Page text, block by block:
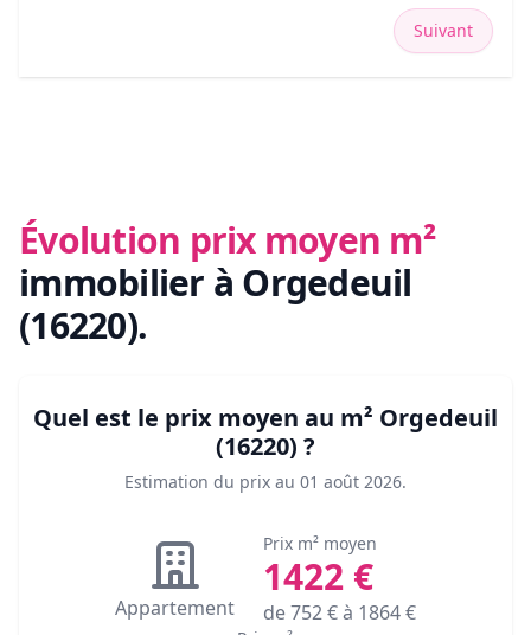
Suivant
Évolution prix moyen m²
immobilier à Orgedeuil
(16220).
Quel est le prix moyen au m² Orgedeuil
(16220) ?
Estimation du prix au 01 août 2026.
Appartement
Prix m² moyen
1422 €
de752€ à 1864€